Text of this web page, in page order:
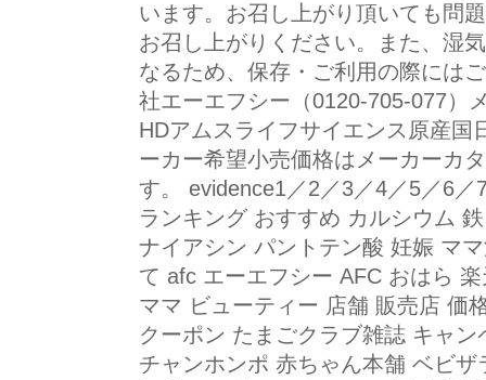
います。お召し上がり頂いても問
お召し上がりください。また、湿
なるため、保存・ご利用の際には
社エーエフシー（0120-705-077）
HDアムスライフサイエンス原産
ーカー希望小売価格はメーカーカ
す。 evidence1／2／3／4／5／6
ランキング おすすめ カルシウム
ナイアシン パントテン酸 妊娠 マ
て afc エーエフシー AFC おはら
ママ ビューティー 店舗 販売店 価
クーポン たまごクラブ雑誌 キャ
チャンホンポ 赤ちゃん本舗 ベビ